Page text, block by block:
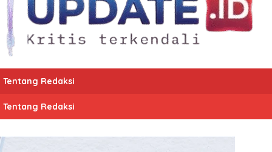
Tentang Redaksi
Tentang Redaksi